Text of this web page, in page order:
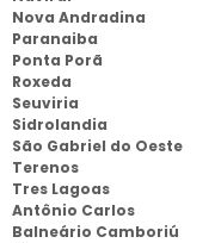
Nova Andradina
Paranaiba
Ponta Porã
Roxeda
Seuviria
Sidrolandia
São Gabriel do Oeste
Terenos
Tres Lagoas
Antônio Carlos
Balneário Camboriú